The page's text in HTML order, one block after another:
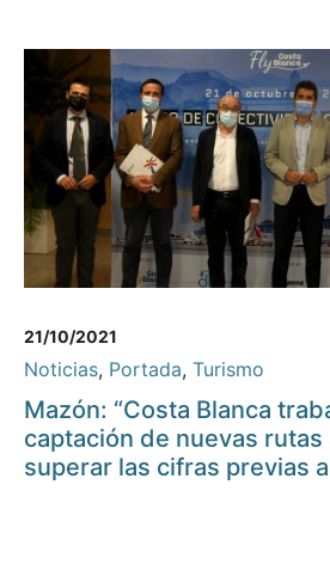
21/10/2021
Noticias, Portada, Turismo
Mazón: “Costa Blanca
captación de nuevas rutas
superar las cifras previas